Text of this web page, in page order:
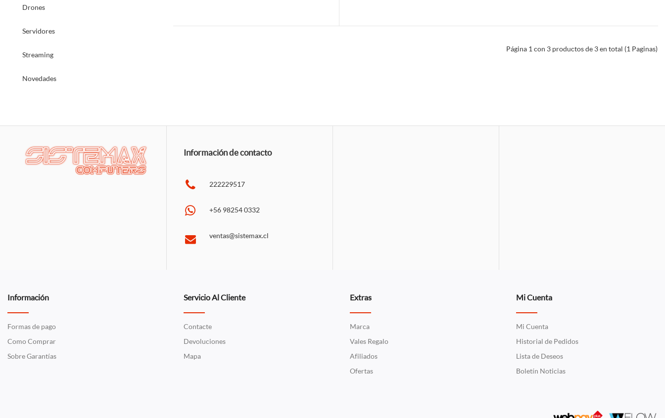
Drones
Servidores
Streaming
Novedades
Página 1 con 3 productos de 3 en total (1 Paginas)
Información de contacto
222229517
+56 98254 0332
ventas@sistemax.cl
Información
Formas de pago
Como Comprar
Sobre Garantías
Servicio Al Cliente
Contacte
Devoluciones
Mapa
Extras
Marca
Vales Regalo
Afiliados
Ofertas
Mi Cuenta
Mi Cuenta
Historial de Pedidos
Lista de Deseos
Boletín Noticias